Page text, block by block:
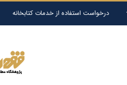
درخواست استفاده از خدمات کتابخانه